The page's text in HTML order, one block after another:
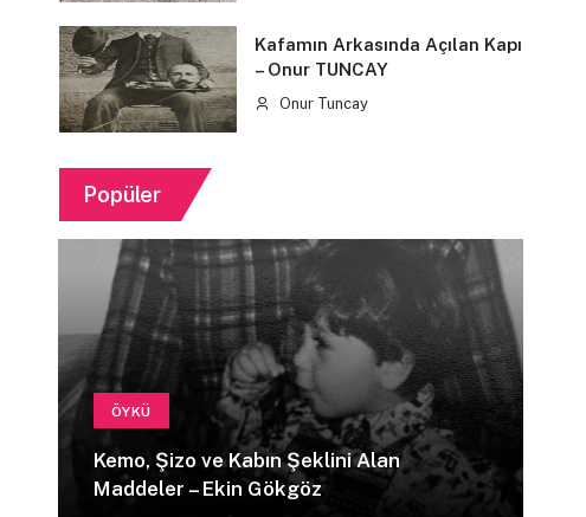
Kafamın Arkasında Açılan Kapı
– Onur TUNCAY
Onur Tuncay
Popüler
ÖYKÜ
Kemo, Şizo ve Kabın Şeklini Alan
Maddeler – Ekin Gökgöz